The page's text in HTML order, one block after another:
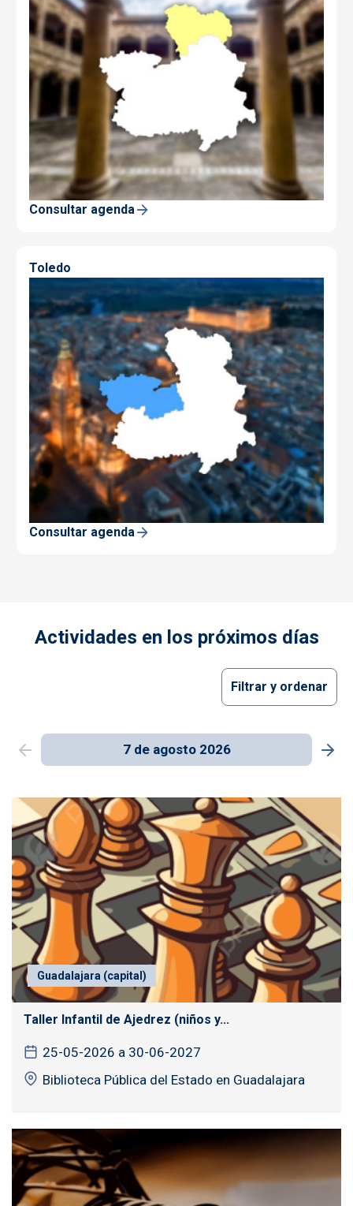
Consultar agenda
Toledo
Consultar agenda
Actividades en los próximos días
7 de agosto 2026
Filtrar y ordenar
Guadalajara (capital)
Taller Infantil de Ajedrez (niños y...
25-05-2026 a 30-06-2027
Biblioteca Pública del Estado en Guadalajara